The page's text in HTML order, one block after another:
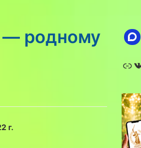
— родному
г.